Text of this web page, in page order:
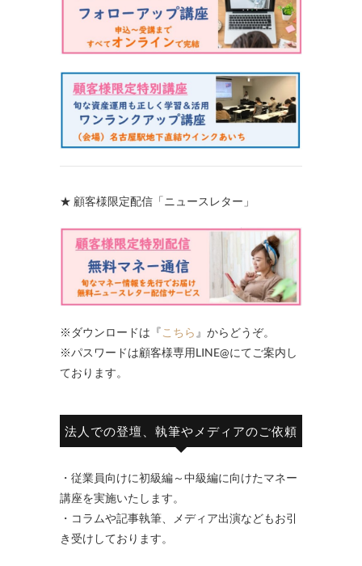
★ 顧客様限定配信「ニュースレター」
※ダウンロードは『こちら 』からどうぞ。
※パスワードは顧客様専用LINE@にてご案内し
ております。
法人での登壇、執筆やメディアのご依頼
・従業員向けに初級編～中級編に向けたマネー
講座を実施いたします。
・コラムや記事執筆、メディア出演などもお引
き受けしております。